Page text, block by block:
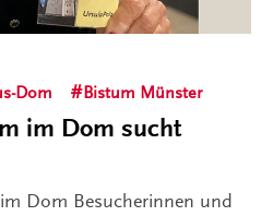
Dom Bistum Münster
im Dom sucht
Dom Besucherinnen und